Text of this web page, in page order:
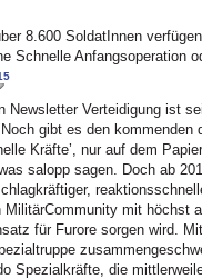
8.600 SoldatInnen
Schnelle Anfangsoperation
Newsletter Verteidigung ist
gibt es den kommenden
Kräfte’, nur auf dem
salopp sagen. Doch ab
mit höchst
für Furore sorgen wird.
Spezialkräfte, die